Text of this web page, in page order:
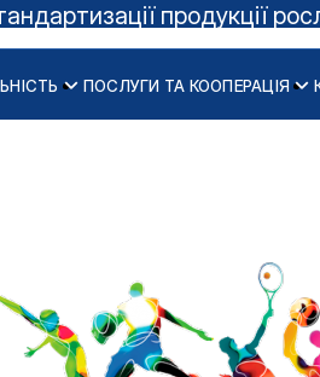
продукції
технології виробництва, л…
ПОСЛУГИ ТА КООПЕРАЦІЯ